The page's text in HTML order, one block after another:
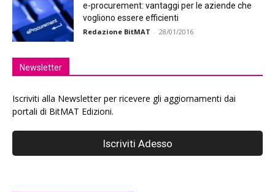
e-procurement: vantaggi per le aziende che
vogliono essere efficienti
Redazione BitMAT - 28/01/2016
Newsletter
Iscriviti alla Newsletter per ricevere gli aggiornamenti dai
portali di BitMAT Edizioni.